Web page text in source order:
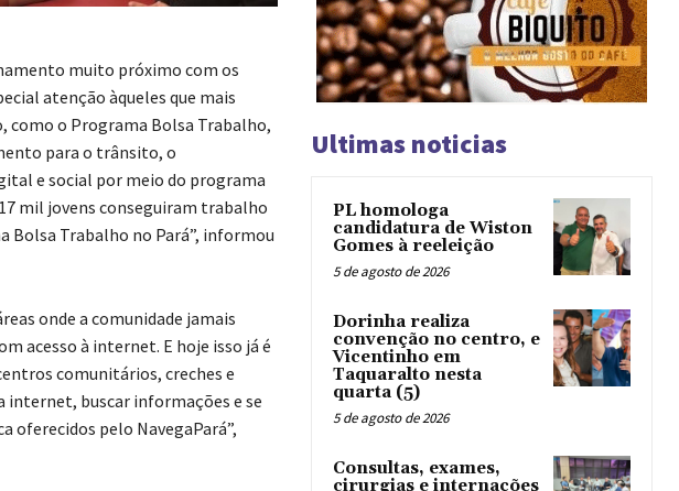
muito próximo com os
atenção àqueles que mais
como o Programa Bolsa Trabalho,
para o trânsito, o
e social por meio do programa
mil jovens conseguiram trabalho
Bolsa Trabalho no Pará”, informou
onde a comunidade jamais
acesso à internet. E hoje isso já é
comunitários, creches e
internet, buscar informações e se
oferecidos pelo NavegaPará”,
Ultimas noticias
PL homologa
candidatura de Wiston
Gomes à reeleição
5 de agosto de 2026
Dorinha realiza
convenção no centro, e
Vicentinho em
Taquaralto nesta
quarta (5)
5 de agosto de 2026
Consultas, exames,
cirurgias e internações